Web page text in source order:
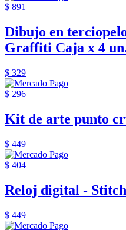
$ 891
Dibujo en
Graffiti Caja x 4
$ 329
$ 296
Kit de arte punto
$ 449
$ 404
Reloj digital - Stitch
$ 449